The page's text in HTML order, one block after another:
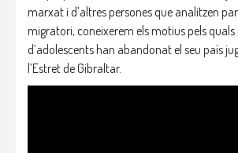
marxat i d’altres persones que analitzen
migratori, coneixerem els motius pels quals
d’adolescents han abandonat el seu país
l’Estret de Gibraltar.